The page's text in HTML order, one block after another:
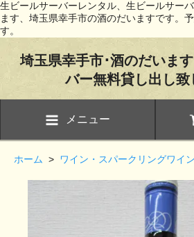
生ビールサーバーレンタル、生ビールサー
ます、埼玉県幸手市の酒のだいますです。
す。
埼玉県幸手市･酒のだいま
バー無料貸し出し致
メニュー
ホーム > ワイン・スパークリングワイ